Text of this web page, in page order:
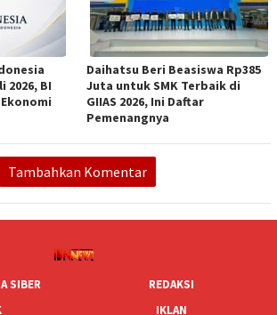
2026, BI
Daihatsu Beri Beasiswa Rp385
Juta untuk SMK Terbaik di
GIIAS 2026, Ini Daftar
Pemenangnya
Tambahkan Komentar
SIBER
REDAKSI
IKLAN